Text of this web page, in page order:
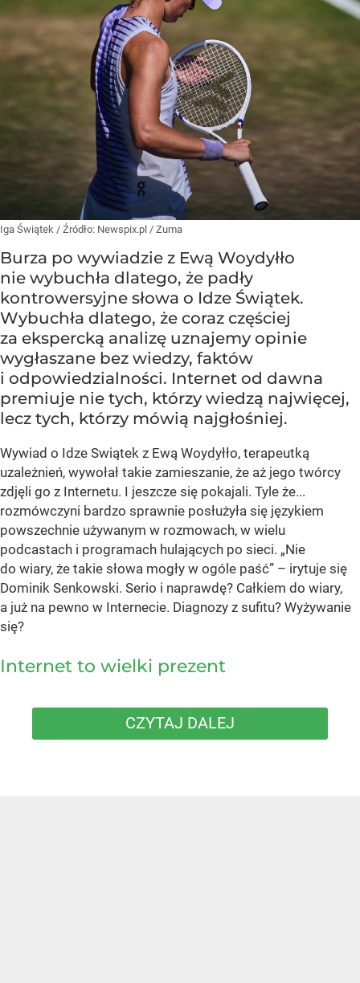
Iga Świątek / Źródło: Newspix.pl / Zuma
Burza po wywiadzie z Ewą Woydyłło
nie wybuchła dlatego, że padły
kontrowersyjne słowa o Idze Świątek.
Wybuchła dlatego, że coraz częściej
za ekspercką analizę uznajemy opinie
wygłaszane bez wiedzy, faktów
i odpowiedzialności. Internet od dawna
premiuje nie tych, którzy wiedzą najwięcej,
lecz tych, którzy mówią najgłośniej.
Wywiad o Idze Swiątek z Ewą Woydyłło, terapeutką
uzależnień, wywołał takie zamieszanie, że aż jego twórcy
zdjęli go z Internetu. I jeszcze się pokajali. Tyle że...
rozmówczyni bardzo sprawnie posłużyła się językiem
powszechnie używanym w rozmowach, w wielu
podcastach i programach hulających po sieci. „Nie
do wiary, że takie słowa mogły w ogóle paść” – irytuje się
Dominik Senkowski. Serio i naprawdę? Całkiem do wiary,
a już na pewno w Internecie. Diagnozy z sufitu? Wyżywanie
się?
Internet to wielki prezent
CZYTAJ DALEJ